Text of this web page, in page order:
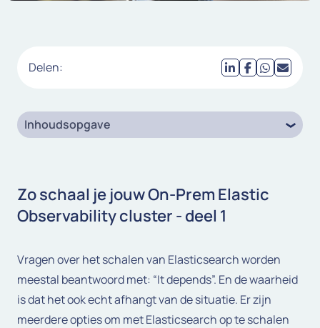
Zo schaal je jouw On-Prem Elastic
Observability cluster - deel 1
Vragen over het schalen van Elasticsearch worden
meestal beantwoord met: “It depends”. En de waarheid
is dat het ook echt afhangt van de situatie. Er zijn
meerdere opties om met Elasticsearch op te schalen
Delen:
Inhoudsopgave